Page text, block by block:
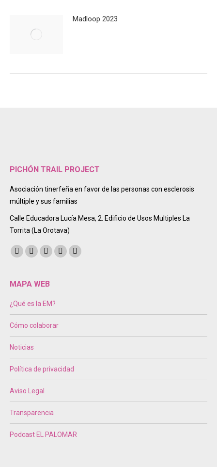
Madloop 2023
PICHÓN TRAIL PROJECT
Asociación tinerfeña en favor de las personas con esclerosis
múltiple y sus familias
Calle Educadora Lucía Mesa, 2. Edificio de Usos Multiples La
Torrita (La Orotava)
Encuéntranos en:
Facebook
opens
new
Twitter
opens
new
Instagram
opens
new
Mail Sitio
MAPA WEB
¿Qué es la EM?
Cómo colaborar
Noticias
Política de privacidad
Aviso Legal
Transparencia
Podcast EL PALOMAR